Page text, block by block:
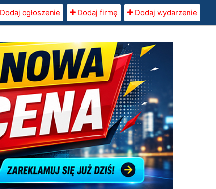
Dodaj ogłoszenie Dodaj firmę Dodaj wydarzenie